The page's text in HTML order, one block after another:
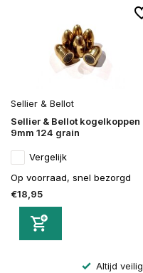
Sellier & Bellot
Sellier & Bellot kogelkoppen
9mm 124 grain
Vergelijk
Op voorraad, snel bezorgd
€18,95
Altijd